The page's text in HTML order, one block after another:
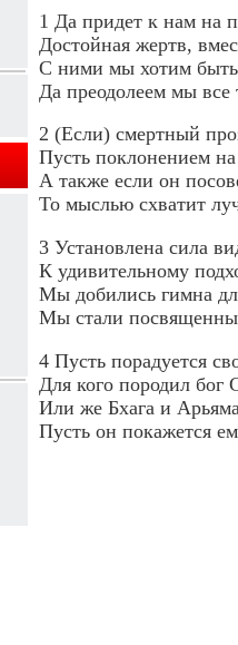
1 Да придет к нам на
Достойная жертв,
С ними мы хотим
Да преодолеем мы все
2 (Если) смертный
Пусть поклонением на
А также если он
То мыслью схватит
3 Установлена сила
К удивительному
Мы добились гимна
Мы стали
4 Пусть порадуется
Для кого породил бог
Или же Бхага и
Пусть он покажется